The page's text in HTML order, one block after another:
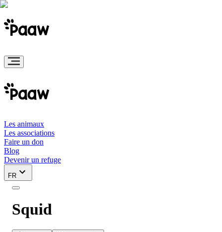
Les animaux
Les associations
Faire un don
Blog
Devenir un refuge
FR
Squid